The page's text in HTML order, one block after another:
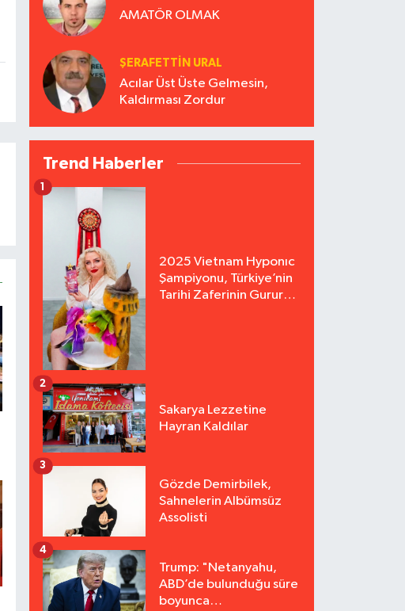
AMATÖR OLMAK
ŞERAFETTIN URAL
Acılar Üst Üste Gelmesin,
Kaldırması Zordur
Trend Haberler
2025 Vietnam Hyponıc
Şampiyonu, Türkiye’nin
Tarihi Zaferinin Gururu
1
Sakarya Lezzetine
Hayran Kaldılar
2
Gözde Demirbilek,
Sahnelerin Albümsüz
Assolisti
3
Trump: "Netanyahu,
ABD’de bulunduğu süre
boyunca
4